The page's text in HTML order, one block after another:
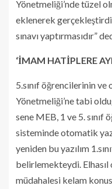
Yönetmeliği’nde tüzel
eklenerek
sınavı yaptırmasıdır”
‘İMAM HATİPLERE
5.sınıf öğrencilerinin
Yönetmeliği’ne tabi
sene MEB, 1 ve 5.
sisteminde otomatik
yeniden bu yazılım
belirlemekteydi.
müdahalesi kelam